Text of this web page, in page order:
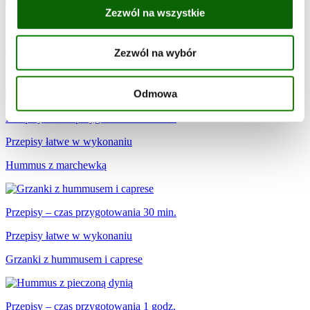
Zezwól na wszystkie
Zezwól na wybór
Odmowa
Przepisy łatwe w wykonaniu
Spaghetti z hummusem i sezamem
Przepisy – czas przygotowania 15 min.
Przepisy łatwe w wykonaniu
Hummus z marchewką
Przepisy – czas przygotowania 30 min.
Przepisy łatwe w wykonaniu
Grzanki z hummusem i caprese
Przepisy – czas przygotowania 1 godz.